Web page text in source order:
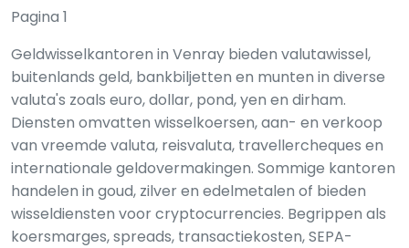
Pagina 1
Geldwisselkantoren in Venray bieden valutawissel,
buitenlands geld, bankbiljetten en munten in diverse
valuta's zoals euro, dollar, pond, yen en dirham.
Diensten omvatten wisselkoersen, aan- en verkoop
van vreemde valuta, reisvaluta, travellercheques en
internationale geldovermakingen. Sommige kantoren
handelen in goud, zilver en edelmetalen of bieden
wisseldiensten voor cryptocurrencies. Begrippen als
koersmarges, spreads, transactiekosten, SEPA-